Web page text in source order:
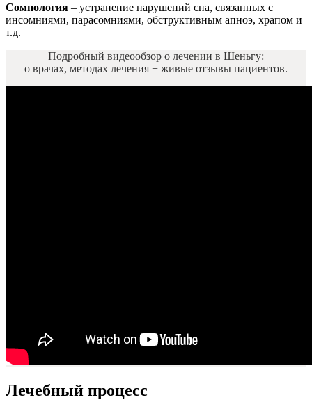
Сомнология – устранение нарушений сна, связанных с
инсомниями, парасомниями, обструктивным апноэ, храпом и
т.д.
Подробный видеообзор о лечении в Шеньгу:
о врачах, методах лечения + живые отзывы пациентов.
Лечебный процесс